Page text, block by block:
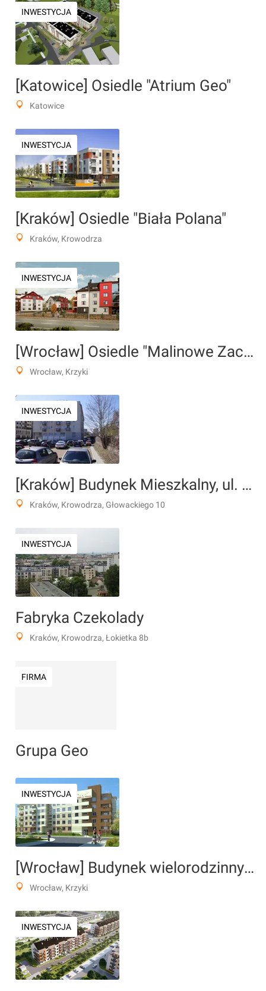
INWESTYCJA
[Katowice] Osiedle "Atrium Geo"
Katowice
INWESTYCJA
[Kraków] Osiedle "Biała Polana"
Kraków, Krowodrza
INWESTYCJA
[Wrocław] Osiedle "Malinowe Zacisze"
Wrocław, Krzyki
INWESTYCJA
[Kraków] Budynek Mieszkalny, ul. Głowackiego 10
Kraków, Krowodrza, Głowackiego 10
INWESTYCJA
Fabryka Czekolady
Kraków, Krowodrza, Łokietka 8b
FIRMA
Grupa Geo
INWESTYCJA
[Wrocław] Budynek wielorodzinny "Zakątek na Wietrznej"
Wrocław, Krzyki
INWESTYCJA